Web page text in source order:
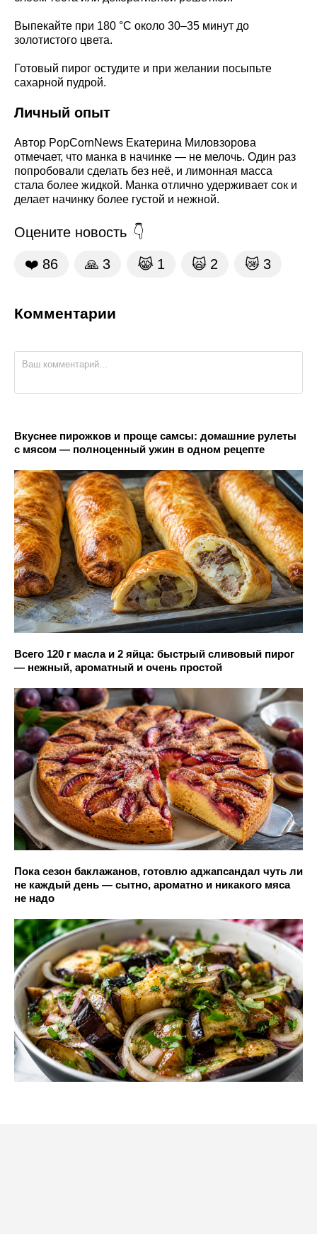
Выпекайте при 180 °C около 30–35 минут до
золотистого цвета.
Готовый пирог остудите и при желании посыпьте
сахарной пудрой.
Личный опыт
Автор PopCornNews Екатерина Миловзорова
отмечает, что манка в начинке — не мелочь. Один раз
попробовали сделать без неё, и лимонная масса
стала более жидкой. Манка отлично удерживает сок и
делает начинку более густой и нежной.
Оцените новость
❤️ 86 🙏 3 😹 1 🙀 2 😿 3
Комментарии
Вкуснее пирожков и проще самсы: домашние рулеты
с мясом — полноценный ужин в одном рецепте
Всего 120 г масла и 2 яйца: быстрый сливовый пирог
— нежный, ароматный и очень простой
Пока сезон баклажанов, готовлю аджапсандал чуть ли
не каждый день — сытно, ароматно и никакого мяса
не надо